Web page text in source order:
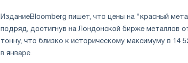
ИзданиеBloomberg пишет, что цены на "красный
подряд, достигнув на Лондонской бирже металлов
тонну, что близко к историческому максимуму в 14
в январе.